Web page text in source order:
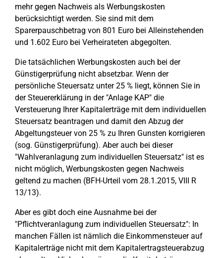
mehr gegen Nachweis als Werbungskosten
berücksichtigt werden. Sie sind mit dem
Sparerpauschbetrag von 801 Euro bei Alleinstehenden
und 1.602 Euro bei Verheirateten abgegolten.
Die tatsächlichen Werbungskosten auch bei der
Günstigerprüfung nicht absetzbar. Wenn der
persönliche Steuersatz unter 25 % liegt, können Sie in
der Steuererklärung in der "Anlage KAP" die
Versteuerung Ihrer Kapitalerträge mit dem individuellen
Steuersatz beantragen und damit den Abzug der
Abgeltungsteuer von 25 % zu Ihren Gunsten korrigieren
(sog. Günstigerprüfung). Aber auch bei dieser
"Wahlveranlagung zum individuellen Steuersatz" ist es
nicht möglich, Werbungskosten gegen Nachweis
geltend zu machen (BFH-Urteil vom 28.1.2015, VIII R
13/13).
Aber es gibt doch eine Ausnahme bei der
"Pflichtveranlagung zum individuellen Steuersatz": In
manchen Fällen ist nämlich die Einkommensteuer auf
Kapitalerträge nicht mit dem Kapitalertragsteuerabzug